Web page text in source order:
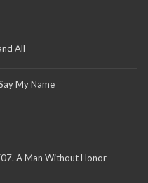
All
My Name
A Man Without Honor